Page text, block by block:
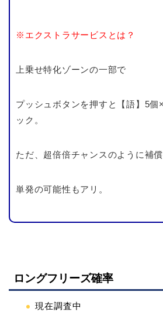
※エクストラサービスとは？
上乗せ特化ゾーンの一部で
プッシュボタンを押すと【語】5個
ック。
ただ、超倍倍チャンスのように補
単発の可能性もアリ。
ロングフリーズ確率
現在調査中